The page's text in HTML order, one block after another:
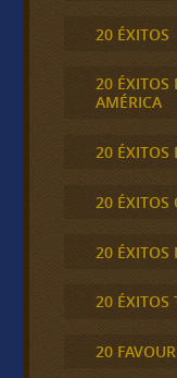
20 ÉXITOS
20 ÉXITOS
AMÉRICA
20 ÉXITOS
20 ÉXITOS
20 ÉXITOS
20 ÉXITOS
20